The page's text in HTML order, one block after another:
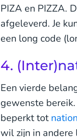
PIZA en PIZZA.
afgeleverd. Je
een long code
4.
Een vierde
gewenste
beperkt tot
wil zijn in andere